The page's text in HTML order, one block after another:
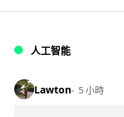
人工智能
Lawton 5 小時